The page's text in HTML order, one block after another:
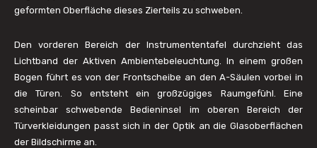
geformten Oberfläche dieses Zierteils zu schweben.
Den vorderen Bereich der Instrumententafel durchzieht das
Lichtband der Aktiven Ambientebeleuchtung. In einem großen
Bogen führt es von der Frontscheibe an den A-Säulen vorbei in
die Türen. So entsteht ein großzügiges Raumgefühl. Eine
scheinbar schwebende Bedieninsel im oberen Bereich der
Türverkleidungen passt sich in der Optik an die Glasoberflächen
der Bildschirme an.